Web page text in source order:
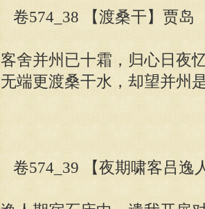
卷574_38 【渡桑干】贾岛
客舍并州已十霜，归心日夜
无端更渡桑干水，却望并州
卷574_39 【夜期啸客吕逸